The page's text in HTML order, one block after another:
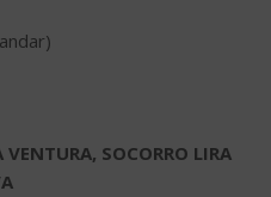
SOCORRO LIRA